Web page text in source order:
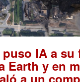
IA a su
Earth y en
a un